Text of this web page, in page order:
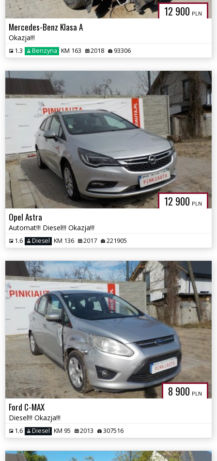
12 900 PLN
Mercedes-Benz Klasa A
Okazja!!!
1.3 Benzyna KM 163 2018 93306
12 900 PLN
Opel Astra
Automat!!! Diesel!!! Okazja!!!
1.6 Diesel KM 136 2017 221905
8 900 PLN
Ford C-MAX
Diesel!!! Okazja!!!
1.6 Diesel KM 95 2013 307516